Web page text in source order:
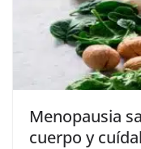
Menopausia
cuerpo y